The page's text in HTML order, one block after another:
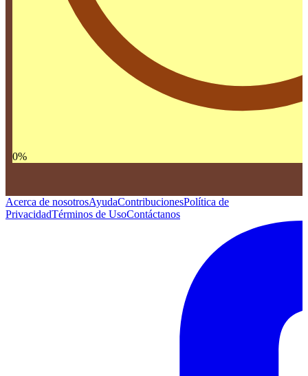
0%
Acerca de nosotrosAyudaContribucionesPolítica de
PrivacidadTérminos de UsoContáctanos